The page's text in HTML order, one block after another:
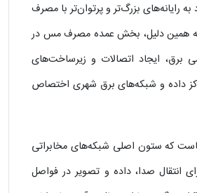
رایانه‌های بزرگ‌تر و پرتوان‌تر با مصرف
به همین دلیل، بخش عمده مصرف مس در
برق، ایجاد اتصالات و زیرساخت‌های
داده و شبکه‌های برق شهری اختصاص
که ستون اصلی شبکه‌های مخابراتی
انتقال صدا، داده و تصویر در فواصل